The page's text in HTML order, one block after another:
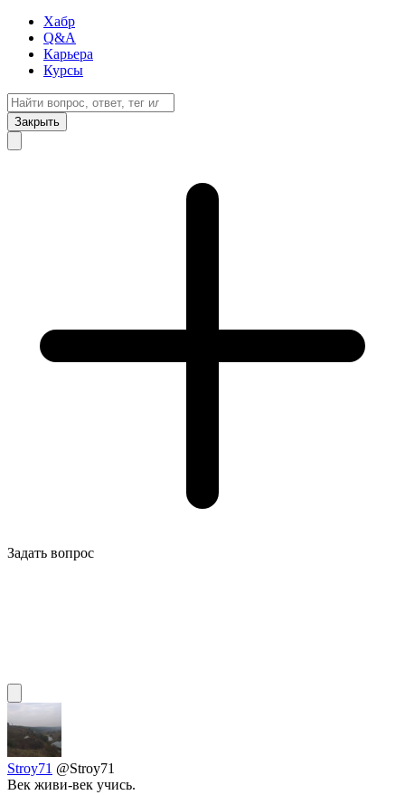
Хабр
Q&A
Карьера
Курсы
Закрыть
Задать вопрос
Stroy71 @Stroy71
Век живи-век учись.